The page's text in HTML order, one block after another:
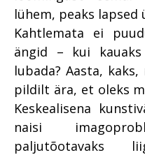
lühem, peaks lapsed
Kahtlemata ei
ängid – kui
lubada? Aasta,
pildilt ära, et oleks
Keskealisena
naisi
paljutõotavaks